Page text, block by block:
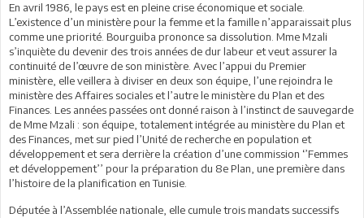
En avril 1986, le pays est en pleine crise économique et sociale.
L’existence d’un ministère pour la femme et la famille n’apparaissait plus
comme une priorité. Bourguiba prononce sa dissolution. Mme Mzali
s’inquiète du devenir des trois années de dur labeur et veut assurer la
continuité de l’œuvre de son ministère. Avec l’appui du Premier
ministère, elle veillera à diviser en deux son équipe, l’une rejoindra le
ministère des Affaires sociales et l’autre le ministère du Plan et des
Finances. Les années passées ont donné raison à l’instinct de sauvegarde
de Mme Mzali : son équipe, totalement intégrée au ministère du Plan et
des Finances, met sur pied l’Unité de recherche en population et
développement et sera derrière la création d’une commission ‘’Femmes
et développement’’ pour la préparation du 8e Plan, une première dans
l’histoire de la planification en Tunisie.
Députée à l’Assemblée nationale, elle cumule trois mandats successifs